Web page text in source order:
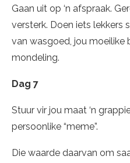
Gaan uit op ‘n afspraak.
versterk. Doen iets lekkers
van wasgoed, jou moeilike
mondeling.
Dag 7
Stuur vir jou maat ‘n
persoonlike “meme”.
Die waarde daarvan om